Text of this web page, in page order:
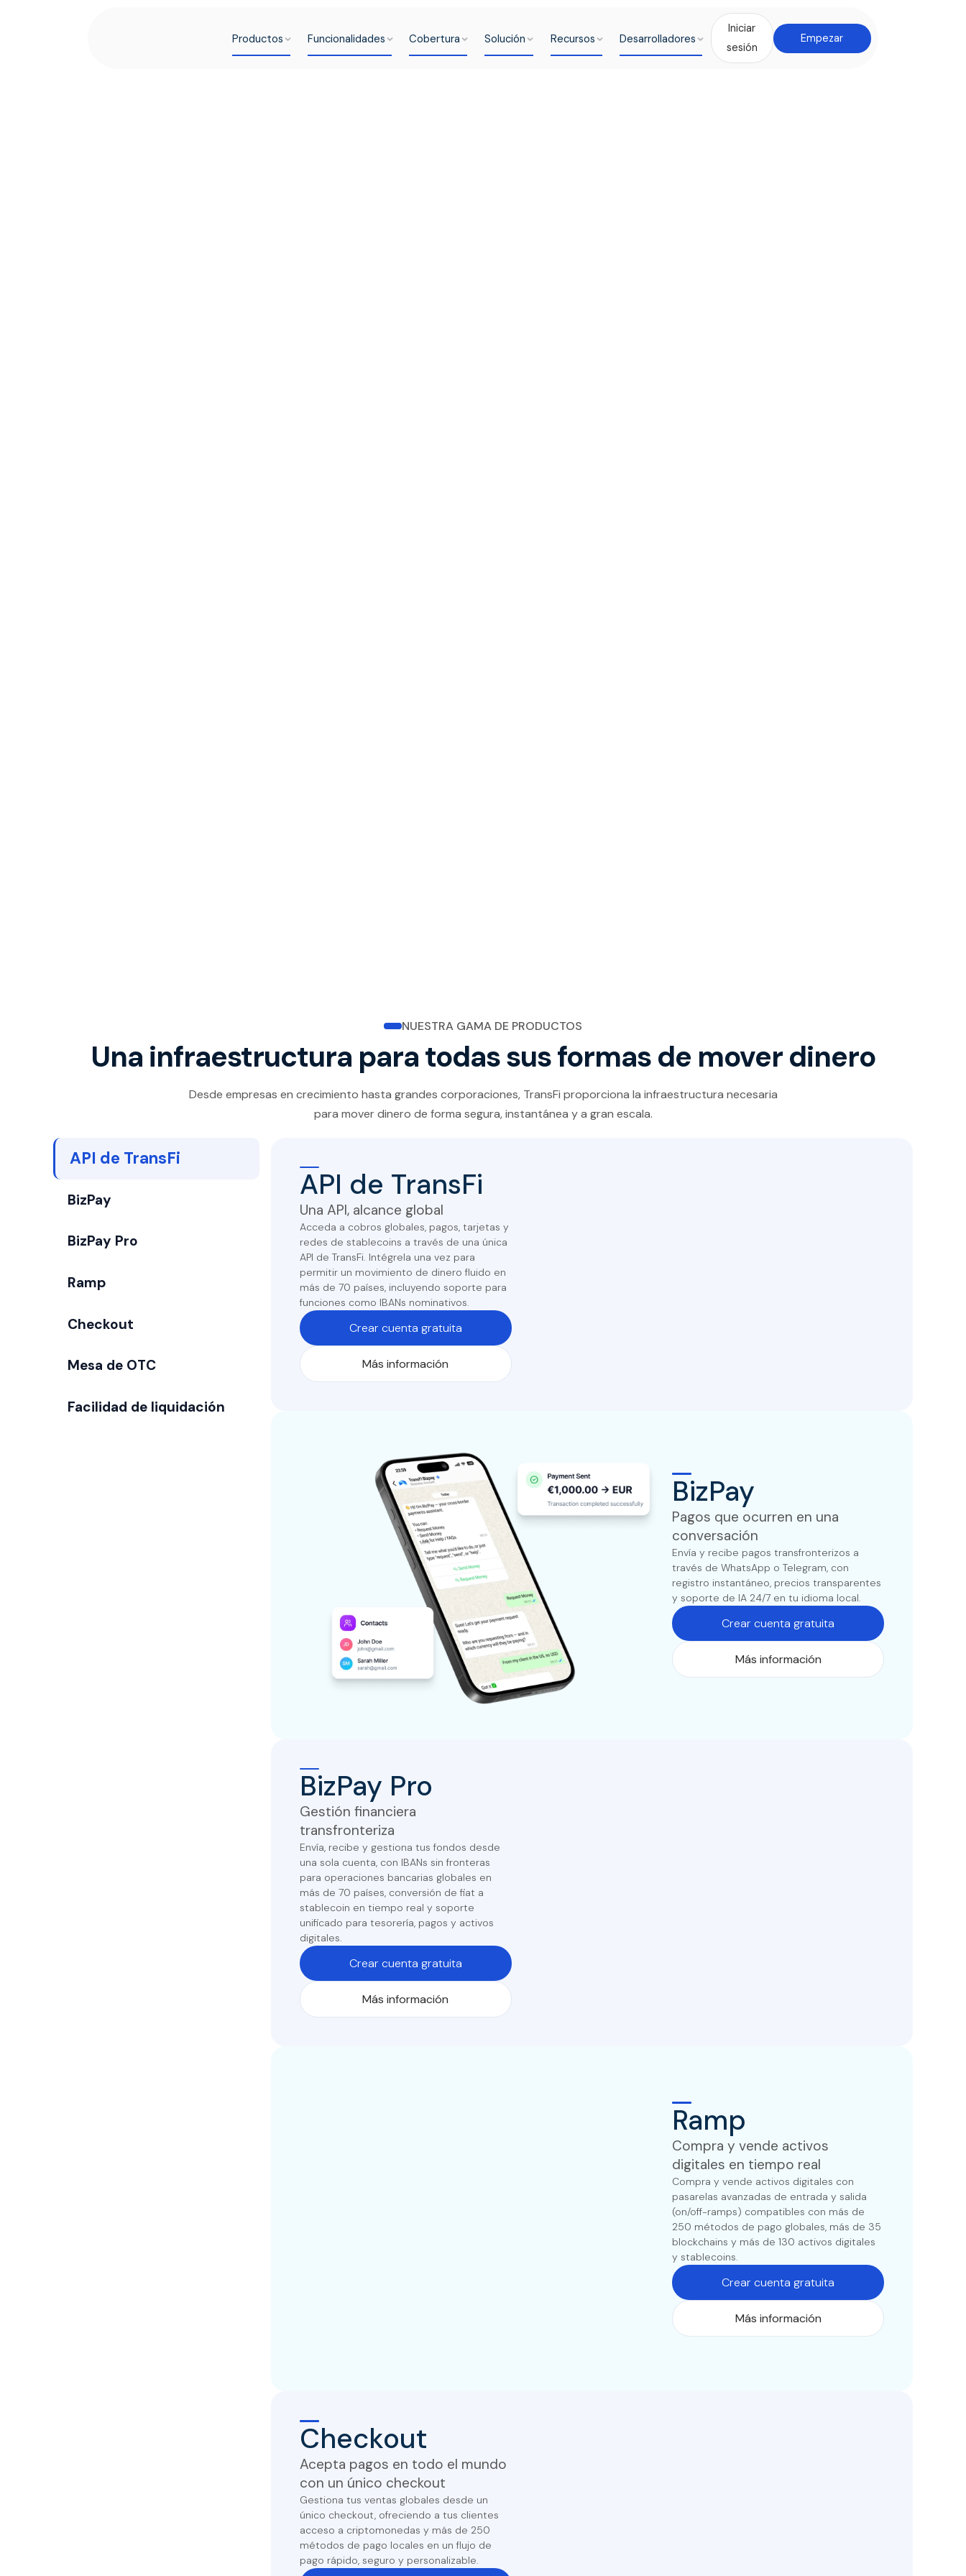
Productos Funcionalidades Cobertura Solución Recursos Desarrolladores
Iniciar
sesión
Empezar
NUESTRA GAMA DE PRODUCTOS
Una infraestructura para todas sus formas de mover dinero
Desde empresas en crecimiento hasta grandes corporaciones, TransFi proporciona la infraestructura necesaria
para mover dinero de forma segura, instantánea y a gran escala.
API de TransFi
BizPay
BizPay Pro
Ramp
Checkout
Mesa de OTC
Facilidad de liquidación
API de TransFi
Una API, alcance global
Acceda a cobros globales, pagos, tarjetas y
redes de stablecoins a través de una única
API de TransFi. Intégrela una vez para
permitir un movimiento de dinero fluido en
más de 70 países, incluyendo soporte para
funciones como IBANs nominativos.
Crear cuenta gratuita
Más información
BizPay
Pagos que ocurren en una
conversación
Envía y recibe pagos transfronterizos a
través de WhatsApp o Telegram, con
registro instantáneo, precios transparentes
y soporte de IA 24/7 en tu idioma local.
Crear cuenta gratuita
Más información
BizPay Pro
Gestión financiera
transfronteriza
Envía, recibe y gestiona tus fondos desde
una sola cuenta, con IBANs sin fronteras
para operaciones bancarias globales en
más de 70 países, conversión de fiat a
stablecoin en tiempo real y soporte
unificado para tesorería, pagos y activos
digitales.
Crear cuenta gratuita
Más información
Ramp
Compra y vende activos
digitales en tiempo real
Compra y vende activos digitales con
pasarelas avanzadas de entrada y salida
(on/off-ramps) compatibles con más de
250 métodos de pago globales, más de 35
blockchains y más de 130 activos digitales
y stablecoins.
Crear cuenta gratuita
Más información
Checkout
Acepta pagos en todo el mundo
con un único checkout
Gestiona tus ventas globales desde un
único checkout, ofreciendo a tus clientes
acceso a criptomonedas y más de 250
métodos de pago locales en un flujo de
pago rápido, seguro y personalizable.